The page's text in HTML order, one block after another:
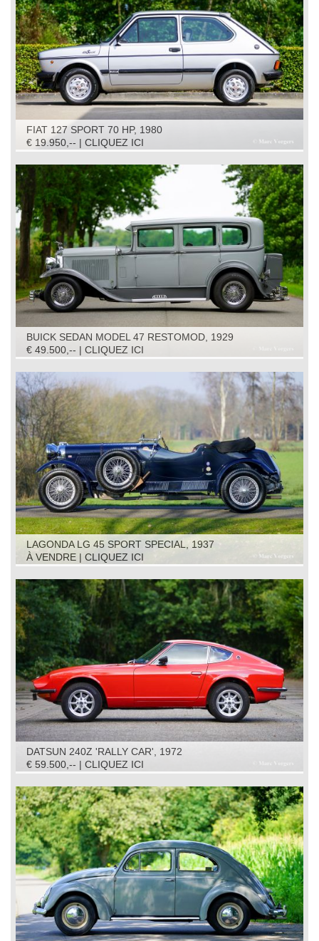
FIAT 127 SPORT 70 HP, 1980
€ 19.950,-- | CLIQUEZ ICI
BUICK SEDAN MODEL 47 RESTOMOD, 1929
€ 49.500,-- | CLIQUEZ ICI
LAGONDA LG 45 SPORT SPECIAL, 1937
À VENDRE | CLIQUEZ ICI
DATSUN 240Z 'RALLY CAR', 1972
€ 59.500,-- | CLIQUEZ ICI